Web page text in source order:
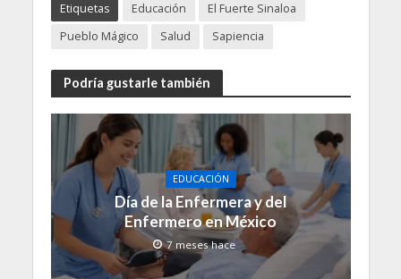
Etiquetas Educación
El Fuerte Sinaloa
Pueblo Mágico
Salud Sapiencia
Podría gustarle también
EDUCACIÓN
Día de la Enfermera y del
Enfermero en México
7 meses hace